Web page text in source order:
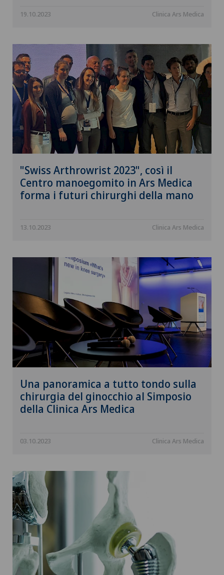
19.10.2023 Clinica Ars Medica
"Swiss Arthrowrist 2023", così il
Centro manoegomito in Ars Medica
forma i futuri chirurghi della mano
13.10.2023 Clinica Ars Medica
Una panoramica a tutto tondo sulla
chirurgia del ginocchio al Simposio
della Clinica Ars Medica
03.10.2023 Clinica Ars Medica